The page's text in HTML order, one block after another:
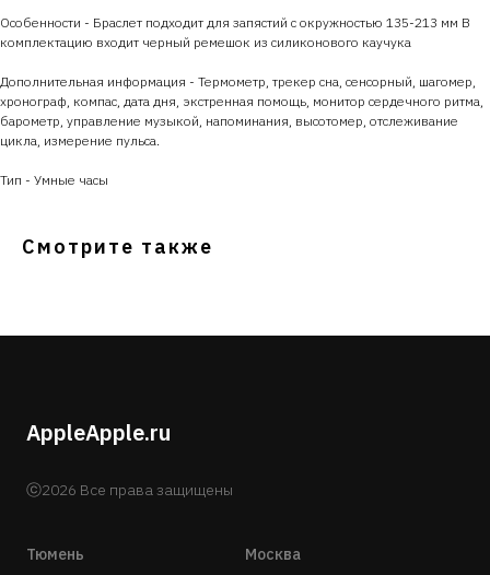
Особенности - Браслет подходит для запястий с окружностью 135-213 мм В
комплектацию входит черный ремешок из силиконового каучука
Дополнительная информация - Термометр, трекер сна, сенсорный, шагомер,
хронограф, компас, дата дня, экстренная помощь, монитор сердечного ритма,
барометр, управление музыкой, напоминания, высотомер, отслеживание
цикла, измерение пульса.
Тип - Умные часы
Смотрите также
AppleApple.ru
ⓒ2026 Все права защищены
Тюмень Москва